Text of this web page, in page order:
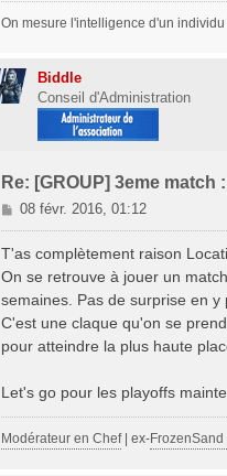
On mesure l'intelligence d'un
Biddle
Conseil d'Administration
Re: [GROUP] 3eme match
M
e
s
a
g
e
08 févr. 2016, 01:12
T'as complètement raison Locati.
On se retrouve à jouer un
semaines. Pas de surprise en
C'est une claque qu'on se
pour atteindre la plus haute
Let's go pour les playoffs
Modérateur en Chef| ex-FrozenSand